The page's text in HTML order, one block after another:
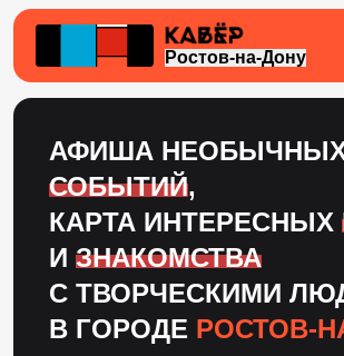
Ростов-на-Дону
АФИША
СОБЫТИЙ,
КАРТА ИНТЕРЕСНЫХ
И ЗНАКОМСТВА
С ТВОРЧЕСКИМИ
В ГОРОДЕ РОСТОВ-